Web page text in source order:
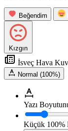
Beğendim
Kızgın
İsveç Hava
Normal (100%)
Yazı
Küçük 100%